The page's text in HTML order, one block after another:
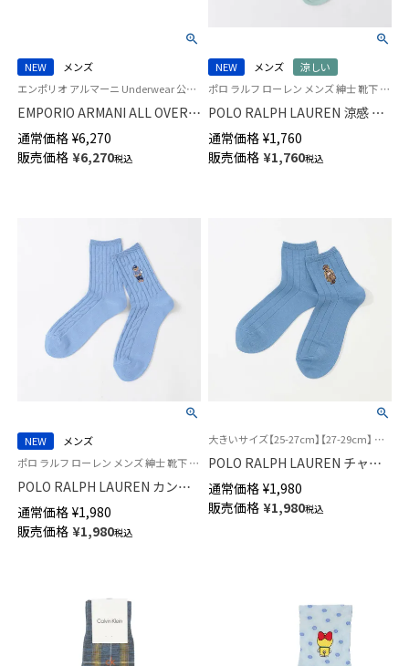
NEW
メンズ
エンポリオ アルマーニ Underwear 公式オンラインショップ 紳士 下着
EMPORIO ARMANI ALL OVER
MICROFIBER オールオーバー
マイクロファイバー ボクサーパ
ンツ 【S/M/L/XL】 前閉じ EUサイ
通常価格 ¥6,270
販売価格 ¥6,270税込
NEW メンズ
涼しい
ポロ ラルフ ローレン メンズ 紳士 靴下 カジュアル 26SS
POLO RALPH LAUREN 涼感 ボ
ーダーメッシュ 20cm ミドル丈
ソックス 02012537
通常価格 ¥1,760
販売価格 ¥1,760税込
NEW
メンズ
ポロ ラルフ ローレン メンズ 紳士 靴下 カジュアル 26SS
POLO RALPH LAUREN カント
リーベア刺繍 ポロベア 20cm丈
ソックス【25-27cm】【27-
29cm】 02012511
通常価格 ¥1,980
販売価格 ¥1,980税込
大きいサイズ【25-27cm】【27-29cm】 ポロ ラルフ ローレン 紳士 靴下 25FW
POLO RALPH LAUREN チャー
ルズベア ポロベア 刺しゅう リ
ブ ショート丈 オーガニックコ
ットン混 カジュアル メンズ ソ
通常価格 ¥1,980
販売価格 ¥1,980税込